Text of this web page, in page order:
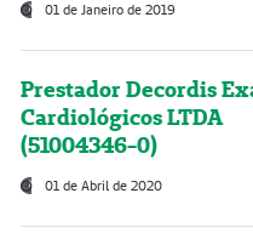
01 de Janeiro de 2019
Prestador Decordis
Cardiológicos LTDA
(51004346-0)
01 de Abril de 2020